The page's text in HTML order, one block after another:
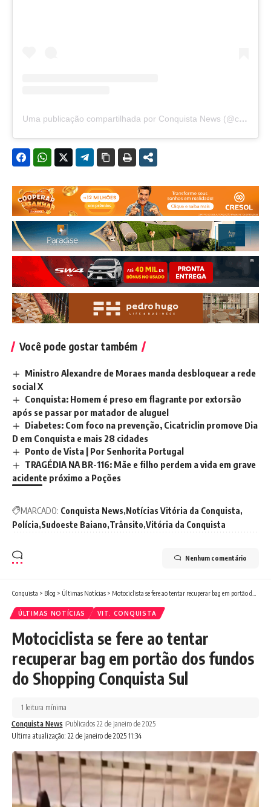
Uma publicação compartilhada por Conquista News (@conquista.news)
Você pode gostar também
Ministro Alexandre de Moraes manda desbloquear a rede
social X
Conquista: Homem é preso em flagrante por extorsão
após se passar por matador de aluguel
Diabetes: Com foco na prevenção, Cicatriclin promove Dia
D em Conquista e mais 28 cidades
Ponto de Vista | Por Senhorita Portugal
TRAGÉDIA NA BR-116: Mãe e filho perdem a vida em grave
acidente próximo a Poções
MARCADO: Conquista News Notícias Vitória da Conquista
Polícia Sudoeste Baiano Trânsito Vitória da Conquista
Nenhum comentário
Conquista > Blog > Últimas Notícias > Motociclista se fere ao tentar recuperar bag em portão dos fundos do Shopping Conquista Sul
ÚLTIMAS NOTÍCIAS VIT. CONQUISTA
Motociclista se fere ao tentar
recuperar bag em portão dos fundos
do Shopping Conquista Sul
Ultima atualização: 22 de janeiro de 2025 11:34
Conquista News Publicados 22 de janeiro de 2025
1 leitura mínima